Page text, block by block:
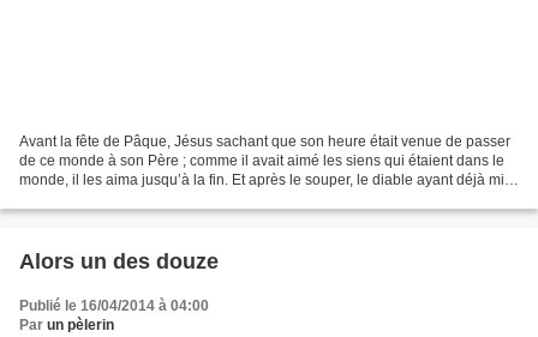
Avant la fête de Pâque, Jésus sachant que son heure était venue de passer
de ce monde à son Père ; comme il avait aimé les siens qui étaient dans le
monde, il les aima jusqu’à la fin. Et après le souper, le diable ayant déjà mis
Alors un des douze
Publié le 16/04/2014 à 04:00
Par un pèlerin